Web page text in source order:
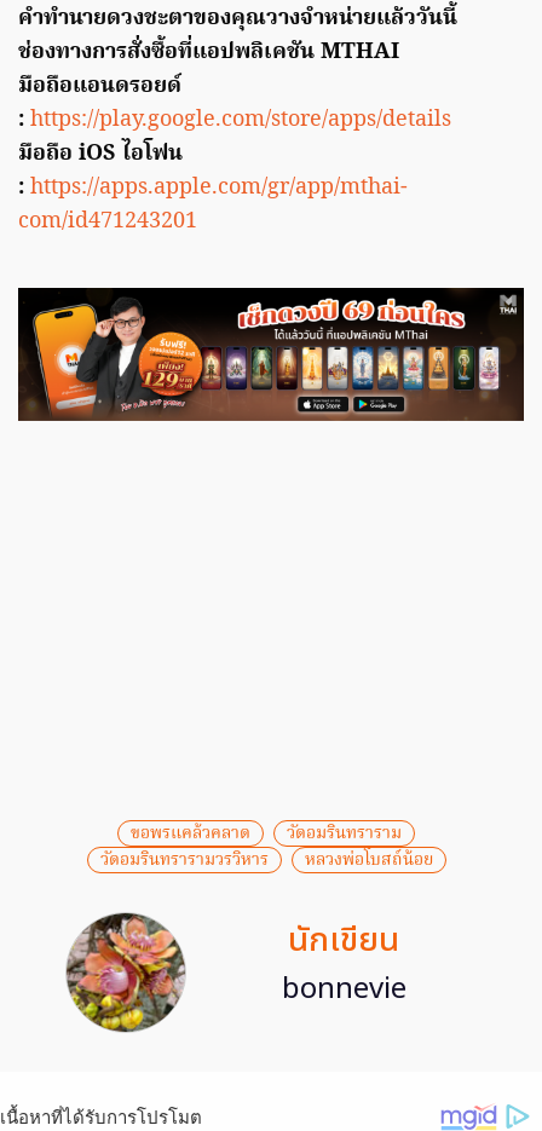
คำทำนายดวงชะตาของคุณวางจำหน่ายแล้ววันนี้
ช่องทางการสั่งซื้อที่แอปพลิเคชัน MTHAI
มือถือแอนดรอยด์
:https://play.google.com/store/apps/details
มือถือ iOS ไอโฟน
:https://apps.apple.com/gr/app/mthai-
com/id471243201
ขอพรแคล้วคลาด
วัดอมรินทราราม
วัดอมรินทรารามวรวิหาร
หลวงพ่อโบสถ์น้อย
นักเขียน
bonnevie
เนื้อหาที่ได้รับการโปรโมต